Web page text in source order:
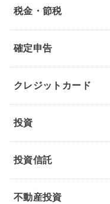
税金・節税
確定申告
クレジットカード
投資
投資信託
不動産投資